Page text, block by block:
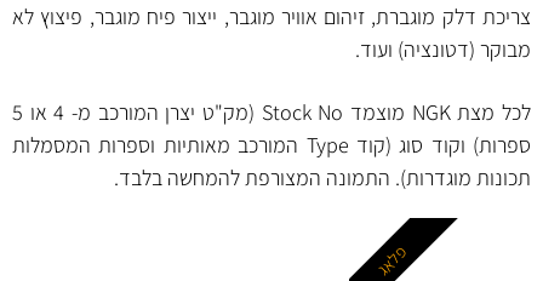
צריכת דלק מוגברת, זיהום אוויר מוגבר, ייצור פיח מוגבר, פיצוץ לא
מבוקר (דטונציה) ועוד.
לכל מצת NGK מוצמד Stock No (מק"ט יצרן המורכב מ- 4 או 5
ספרות) וקוד סוג (קוד Type המורכב מאותיות וספרות המסמלות
תכונות מוגדרות). התמונה המצורפת להמחשה בלבד.
פלאג